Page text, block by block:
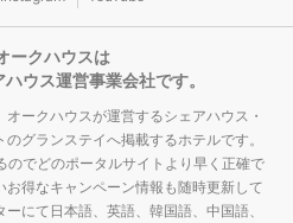
ークハウスは
ウス運営事業会社です。
ークハウスが運営するシェアハウス・
グランステイへ掲載するホテルです。
のでどのポータルサイトより早く正確で
得なキャンペーン情報も随時更新して
にて日本語、英語、韓国語、中国語、